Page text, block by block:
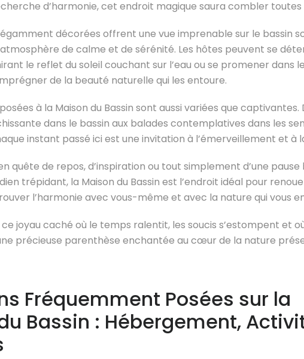
d’harmonie, cet endroit magique saura combler
décorées offrent une vue imprenable sur le bassin
de calme et de sérénité. Les hôtes peuvent se
le reflet du soleil couchant sur l’eau ou se promener dans
de la beauté naturelle qui les entoure.
à la Maison du Bassin sont aussi variées que captivantes.
dans le bassin aux balades contemplatives dans les
instant passé ici est une invitation à l’émerveillement et à
quête de repos, d’inspiration ou tout simplement d’une pause
trépidant, la Maison du Bassin est l’endroit idéal pour
l’harmonie avec vous-même et avec la nature qui vous
joyau caché où le temps ralentit, les soucis s’estompent et
précieuse parenthèse enchantée au cœur de la nature
Fréquemment Posées sur la
Bassin : Hébergement,